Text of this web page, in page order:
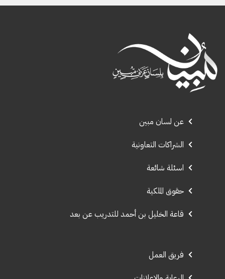
عن لسان مبين
الشراكات التعاونية
اسئلة شائعة
حقوق الملكية
قاعة الخليل بن أحمد للتدريب عن بعد
فريق العمل